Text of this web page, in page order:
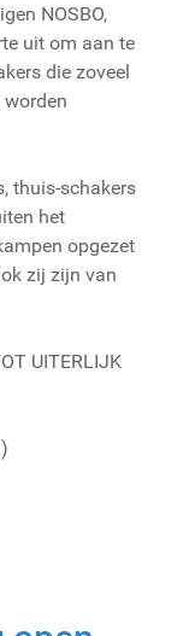
NOSBO,
uit om aan te
die zoveel
thuis-schakers
het
opgezet
zij zijn van
UITERLIJK